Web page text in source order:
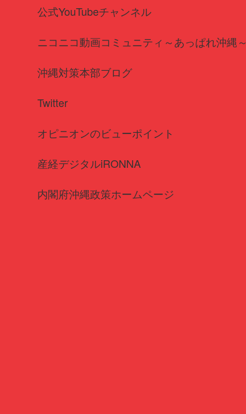
公式YouTubeチャンネル
ニコニコ動画コミュニティ～あっぱれ沖縄～
沖縄対策本部ブログ
Twitter
オピニオンのビューポイント
産経デジタルiRONNA
内閣府沖縄政策ホームページ